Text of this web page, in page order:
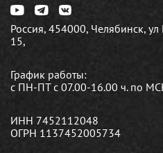
Россия, 454000, Челябинск, ул
15,
График работы:
с ПН-ПТ с 07.00-16.00 ч. по
ИНН 7452112048
ОГРН 1137452005734